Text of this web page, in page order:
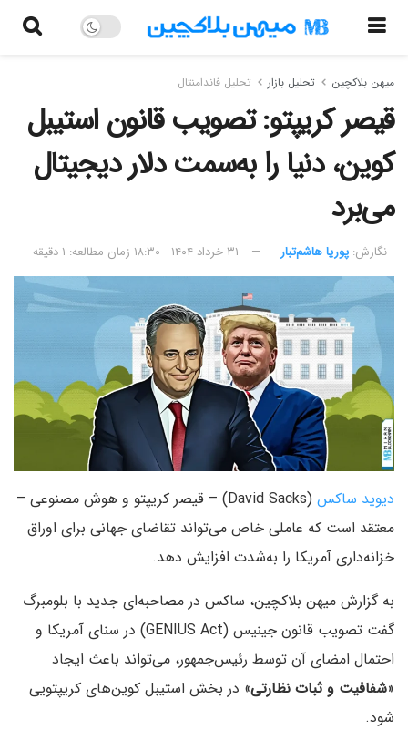
میهن بلاکچین تحلیل بازار تحلیل فاندامنتال
قیصر کریپتو: تصویب قانون استیبل
کوین، دنیا را به‌سمت دلار دیجیتال
می‌برد
نگارش:‌ پوریا هاشم‌تبار ۳۱ خرداد ۱۴۰۴ - ۱۸:۳۰ زمان مطالعه: ۱ دقیقه
دیوید ساکس
(David Sacks) – قیصر کریپتو و هوش مصنوعی –
معتقد است که عاملی خاص می‌تواند تقاضای جهانی برای اوراق
خزانه‌داری آمریکا را به‌شدت افزایش دهد.
به گزارش میهن بلاکچین، ساکس در مصاحبه‌ای جدید با بلومبرگ
گفت تصویب قانون جینیس (GENIUS Act) در سنای آمریکا و
احتمال امضای آن توسط رئیس‌جمهور، می‌تواند باعث ایجاد
«شفافیت و ثبات نظارتی» در بخش استیبل کوین‌های کریپتویی
شود.